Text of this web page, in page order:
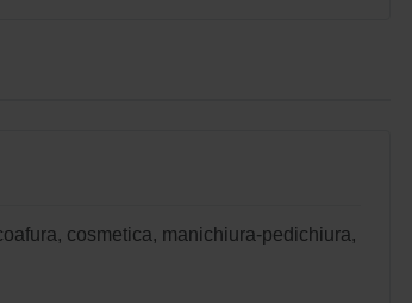
cosmetica, manichiura-pedichiura,